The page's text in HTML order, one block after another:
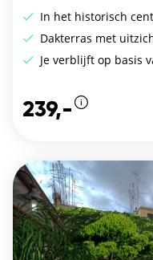
In het historisch
Dakterras met
Je verblijft op basis
239,-